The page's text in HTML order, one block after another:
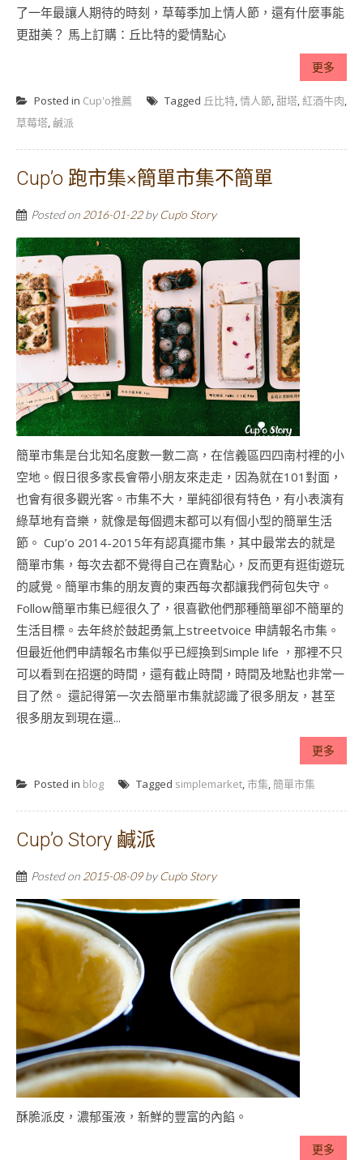
了一年最讓人期待的時刻，草莓季加上情人節，還有什麼事能
更甜美？ 馬上訂購：丘比特的愛情點心
更多
Posted in Cup'o推薦 Tagged 丘比特,情人節,甜塔,紅酒牛肉,
草莓塔, 鹹派
Cup’o 跑市集×簡單市集不簡單
Posted on 2016-01-22by Cup'o Story
簡單市集是台北知名度數一數二高，在信義區四四南村裡的小
空地。假日很多家長會帶小朋友來走走，因為就在101對面，
也會有很多觀光客。市集不大，單純卻很有特色，有小表演有
綠草地有音樂，就像是每個週末都可以有個小型的簡單生活
節。 Cup’o 2014-2015年有認真擺市集，其中最常去的就是
簡單市集，每次去都不覺得自己在賣點心，反而更有逛街遊玩
的感覺。簡單市集的朋友賣的東西每次都讓我們荷包失守。
Follow簡單市集已經很久了，很喜歡他們那種簡單卻不簡單的
生活目標。去年終於鼓起勇氣上streetvoice 申請報名市集。
但最近他們申請報名市集似乎已經換到Simple life ，那裡不只
可以看到在招選的時間，還有截止時間，時間及地點也非常一
目了然。 還記得第一次去簡單市集就認識了很多朋友，甚至
很多朋友到現在還...
更多
Posted in blog Tagged simplemarket,市集, 簡單市集
Cup’o Story 鹹派
Posted on 2015-08-09by Cup'o Story
酥脆派皮，濃郁蛋液，新鮮的豐富的內餡。
更多